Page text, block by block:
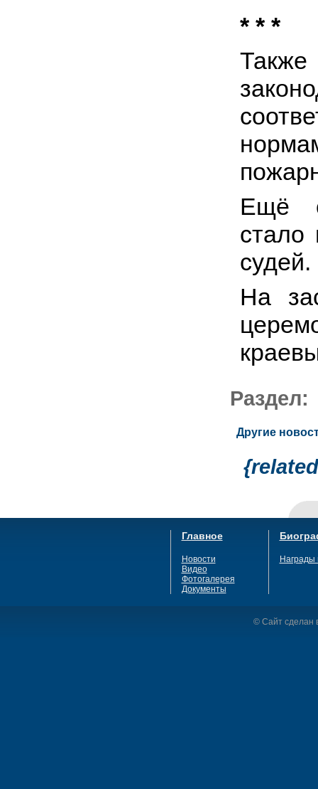
* * *
Ещё
стало
судей.
На
Другие
Главное
Новости
Видео
Фотогалерея
Документы
Награды
© Сайт сделан